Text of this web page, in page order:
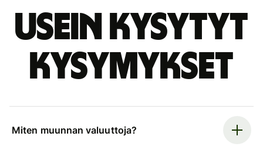
Usein kysytyt
kysymykset
Miten muunnan valuuttoja?